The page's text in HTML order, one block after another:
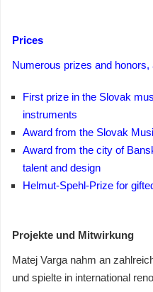
Prices
Numerous prizes and honors,
First prize in the Slovak
instruments
Award from the Slovak
Award from the city of
talent and design
Helmut-Spehl-Prize for
Projekte und Mitwirkung
Matej Varga nahm an
und spielte in international